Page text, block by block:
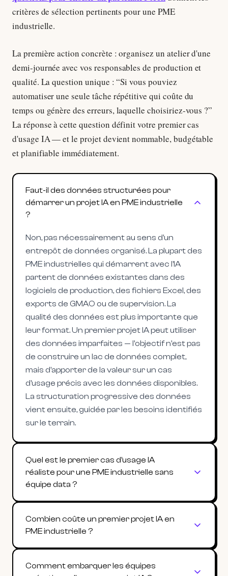
critères de sélection pertinents pour une PME
industrielle.
La première action concrète : organisez un atelier d'une
demi-journée avec vos responsables de production et
qualité. La question unique : “Si vous pouviez
automatiser une seule tâche répétitive qui coûte du
temps ou génère des erreurs, laquelle choisiriez-vous ?”
La réponse à cette question définit votre premier cas
d'usage IA — et le projet devient nommable, budgétable
et planifiable immédiatement.
Faut-il des données structurées pour
démarrer un projet IA en PME industrielle
?
Non, pas nécessairement au sens d'un
entrepôt de données organisé. La plupart des
PME industrielles qui démarrent avec l'IA
partent de données existantes dans des
logiciels de production, des fichiers Excel, des
exports de GMAO ou de supervision. La
qualité des données est plus importante que
leur format. Un premier projet IA peut utiliser
des données imparfaites — l'objectif n'est pas
de construire un lac de données complet,
mais d'apporter de la valeur sur un cas
d'usage précis avec les données disponibles.
La structuration progressive des données
vient ensuite, guidée par les besoins identifiés
sur le terrain.
Quel est le premier cas d'usage IA
réaliste pour une PME industrielle sans
équipe data ?
Combien coûte un premier projet IA en
PME industrielle ?
Comment embarquer les équipes